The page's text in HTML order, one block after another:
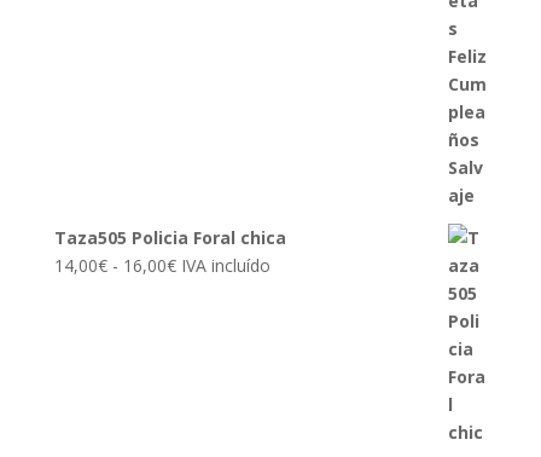
Taza505 Policia Foral chica
14,00€ - 16,00€Rango
IVA incluído